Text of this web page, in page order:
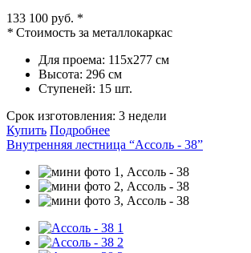
133 100 руб. *
* Стоимость за металлокаркас
Для проема: 115х277 см
Высота: 296 см
Ступеней: 15 шт.
Срок изготовления: 3 недели
Купить Подробнее
Внутренняя лестница “Ассоль - 38”